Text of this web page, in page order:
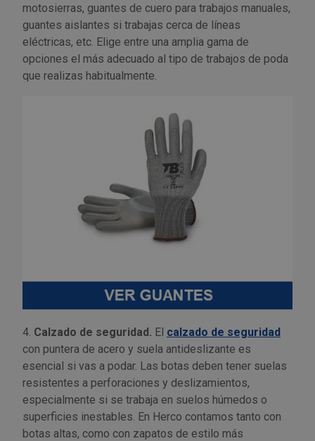
motosierras, guantes de cuero para trabajos manuales,
guantes aislantes si trabajas cerca de líneas
eléctricas, etc. Elige entre una amplia gama de
opciones el más adecuado al tipo de trabajos de poda
que realizas habitualmente.
4. Calzado de seguridad. El calzado de seguridad
con puntera de acero y suela antideslizante es
esencial si vas a podar. Las botas deben tener suelas
resistentes a perforaciones y deslizamientos,
especialmente si se trabaja en suelos húmedos o
superficies inestables. En Herco contamos tanto con
botas altas, como con zapatos de estilo más